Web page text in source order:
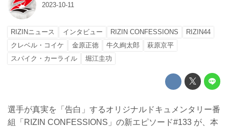
2023-10-11
RIZINニュース インタビュー RIZIN CONFESSIONS
RIZIN44
クレベル・コイケ
金原正徳 牛久絢太郎
萩原京平
スパイク・カーライル
堀江圭功
選手が真実を「告白」するオリジナルドキュメンタリー番
組「RIZIN CONFESSIONS」の新エピソード#133 が、本